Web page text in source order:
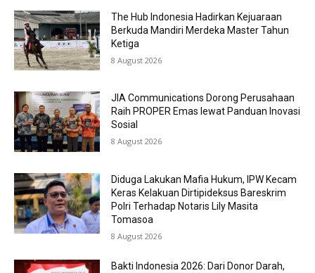
The Hub Indonesia Hadirkan Kejuaraan
Berkuda Mandiri Merdeka Master Tahun
Ketiga
8 August 2026
JIA Communications Dorong Perusahaan
Raih PROPER Emas lewat Panduan Inovasi
Sosial
8 August 2026
Diduga Lakukan Mafia Hukum, IPW Kecam
Keras Kelakuan Dirtipideksus Bareskrim
Polri Terhadap Notaris Lily Masita
Tomasoa
8 August 2026
Bakti Indonesia 2026: Dari Donor Darah,